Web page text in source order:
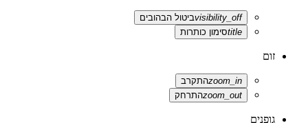
visibility_offביטול הבהובים
titleסימון כותרות
זום
zoom_inהתקרב
zoom_outהתרחק
גופנים